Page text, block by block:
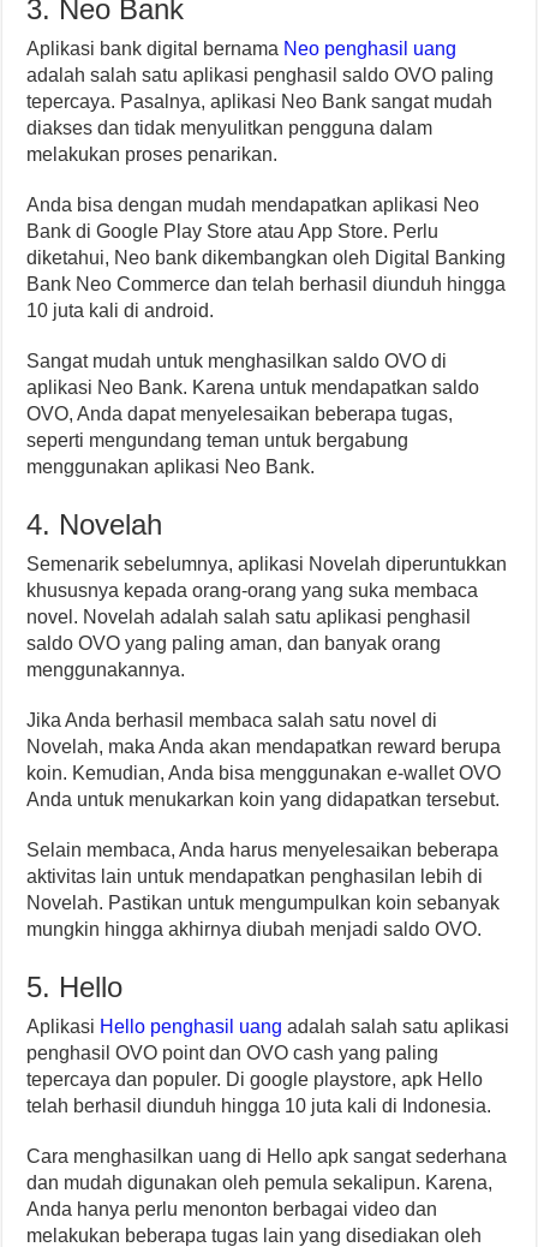
3. Neo Bank
Aplikasi bank digital bernama Neo penghasil uang
adalah salah satu aplikasi penghasil saldo OVO paling
tepercaya. Pasalnya, aplikasi Neo Bank sangat mudah
diakses dan tidak menyulitkan pengguna dalam
melakukan proses penarikan.
Anda bisa dengan mudah mendapatkan aplikasi Neo
Bank di Google Play Store atau App Store. Perlu
diketahui, Neo bank dikembangkan oleh Digital Banking
Bank Neo Commerce dan telah berhasil diunduh hingga
10 juta kali di android.
Sangat mudah untuk menghasilkan saldo OVO di
aplikasi Neo Bank. Karena untuk mendapatkan saldo
OVO, Anda dapat menyelesaikan beberapa tugas,
seperti mengundang teman untuk bergabung
menggunakan aplikasi Neo Bank.
4. Novelah
Semenarik sebelumnya, aplikasi Novelah diperuntukkan
khususnya kepada orang-orang yang suka membaca
novel. Novelah adalah salah satu aplikasi penghasil
saldo OVO yang paling aman, dan banyak orang
menggunakannya.
Jika Anda berhasil membaca salah satu novel di
Novelah, maka Anda akan mendapatkan reward berupa
koin. Kemudian, Anda bisa menggunakan e-wallet OVO
Anda untuk menukarkan koin yang didapatkan tersebut.
Selain membaca, Anda harus menyelesaikan beberapa
aktivitas lain untuk mendapatkan penghasilan lebih di
Novelah. Pastikan untuk mengumpulkan koin sebanyak
mungkin hingga akhirnya diubah menjadi saldo OVO.
5. Hello
Aplikasi Hello penghasil uang adalah salah satu aplikasi
penghasil OVO point dan OVO cash yang paling
tepercaya dan populer. Di google playstore, apk Hello
telah berhasil diunduh hingga 10 juta kali di Indonesia.
Cara menghasilkan uang di Hello apk sangat sederhana
dan mudah digunakan oleh pemula sekalipun. Karena,
Anda hanya perlu menonton berbagai video dan
melakukan beberapa tugas lain yang disediakan oleh